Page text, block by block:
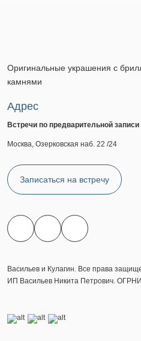
Оригинальные украшения с
камнями
Адрес
Встречи по предварительной записи
Москва, Озерковская наб. 22 /24
Записаться на встречу
Васильев и Кулагин. Все права
ИП Васильев Никита Петрович.